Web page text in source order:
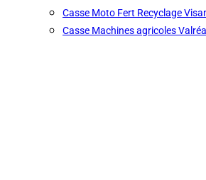
Casse Moto Fert Recyclage
Casse Machines agricoles